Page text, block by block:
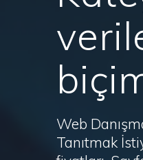
Web
Tanıtmak